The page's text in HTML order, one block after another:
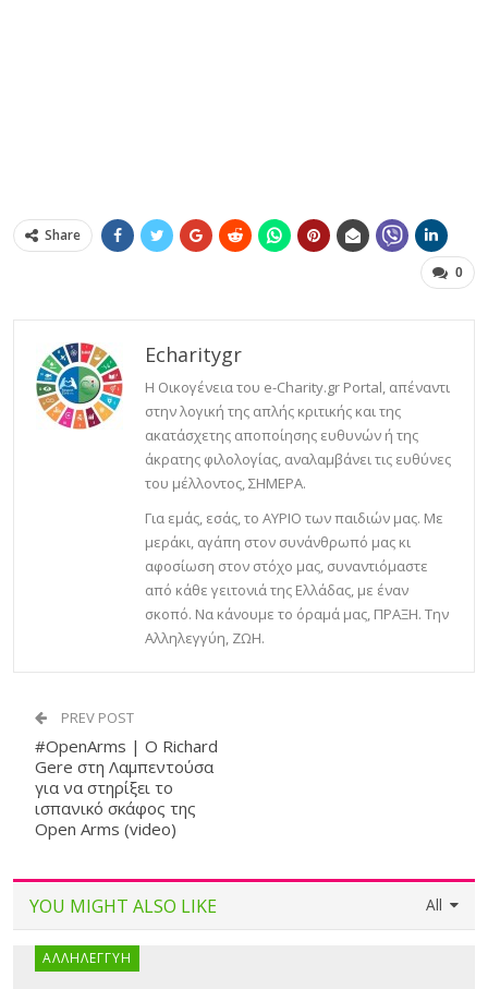
Share
0
Echaritygr
Η Οικογένεια του e-Charity.gr Portal, απέναντι
στην λογική της απλής κριτικής και της
ακατάσχετης αποποίησης ευθυνών ή της
άκρατης φιλολογίας, αναλαμβάνει τις ευθύνες
του μέλλοντος, ΣΗΜΕΡΑ.
Για εμάς, εσάς, το ΑΥΡΙΟ των παιδιών μας. Με
μεράκι, αγάπη στον συνάνθρωπό μας κι
αφοσίωση στον στόχο μας, συναντιόμαστε
από κάθε γειτονιά της Ελλάδας, με έναν
σκοπό. Να κάνουμε το όραμά μας, ΠΡΑΞΗ. Την
Αλληλεγγύη, ΖΩΗ.
PREV POST
#OpenArms | Ο Richard
Gere στη Λαμπεντούσα
για να στηρίξει το
ισπανικό σκάφος της
Open Arms (video)
All
YOU MIGHT ALSO LIKE
ΑΛΛΗΛΕΓΓΎΗ